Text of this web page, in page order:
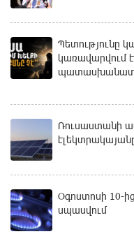
Պետությունը
կառավարվում է
Ռուսաստանի
Օգոստոսի 10-
սպասվում